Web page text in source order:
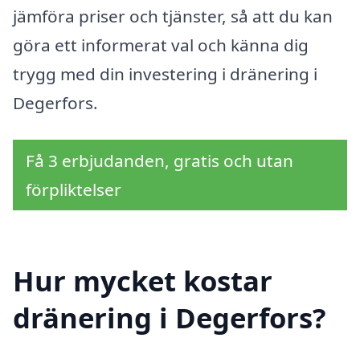
jämföra priser och tjänster, så att du kan
göra ett informerat val och känna dig
trygg med din investering i dränering i
Degerfors.
Få 3 erbjudanden, gratis och utan
förpliktelser
Hur mycket kostar
dränering i Degerfors?